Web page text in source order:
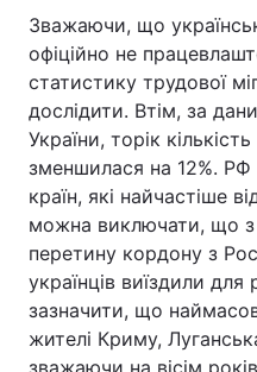
Зважаючи, що
офіційно не
статистику трудової
дослідити. Втім, за
України, торік
зменшилася на 12%. РФ
країн, які найчастіше
можна виключати, що з
перетину кордону з
українців виїздили
зазначити, що
жителі Криму,
зважаючи на вісім